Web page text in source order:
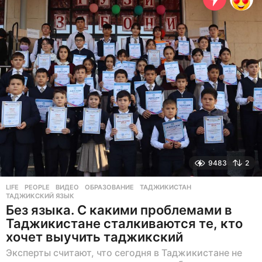
а
д
9483 2
LIFE ,PEOPLE ВИДЕО ,ОБРАЗОВАНИЕ ,ТАДЖИКИСТАН
ТАДЖИКСКИЙ ЯЗЫК
Без языка. С какими проблемами в
Таджикистане сталкиваются те, кто
хочет выучить таджикский
Эксперты считают, что сегодня в Таджикистане не